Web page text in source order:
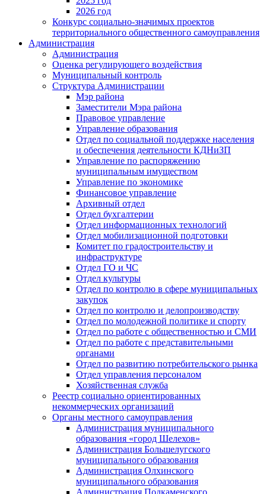
2026 год
Конкурс социально-значимых проектов
территориального общественного самоуправления
Администрация
Администрация
Оценка регулирующего воздействия
Муниципальный контроль
Структура Администрации
Мэр района
Заместители Мэра района
Правовое управление
Управление образования
Отдел по социальной поддержке населения
и обеспечения деятельности КДНиЗП
Управление по распоряжению
муниципальным имуществом
Управление по экономике
Финансовое управление
Архивный отдел
Отдел бухгалтерии
Отдел информационных технологий
Отдел мобилизационной подготовки
Комитет по градостроительству и
инфраструктуре
Отдел ГО и ЧС
Отдел культуры
Отдел по контролю в сфере муниципальных
закупок
Отдел по контролю и делопроизводству
Отдел по молодежной политике и спорту
Отдел по работе с общественностью и СМИ
Отдел по работе с представительными
органами
Отдел по развитию потребительского рынка
Отдел управления персоналом
Хозяйственная служба
Реестр социально ориентированных
некоммерческих организаций
Органы местного самоуправления
Администрация муниципального
образования «город Шелехов»
Администрация Большелугского
муниципального образования
Администрация Олхинского
муниципального образования
Администрация Подкаменского